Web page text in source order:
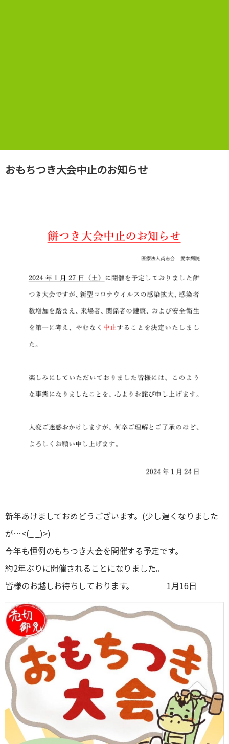
おもちつき大会中止のお知らせ
新年あけましておめどうございます。(少し遅くなりました
が…<(_ _)>)
今年も恒例のもちつき大会を開催する予定です。
約2年ぶりに開催されることになりました。
皆様のお越しお待ちしております。 1月16日